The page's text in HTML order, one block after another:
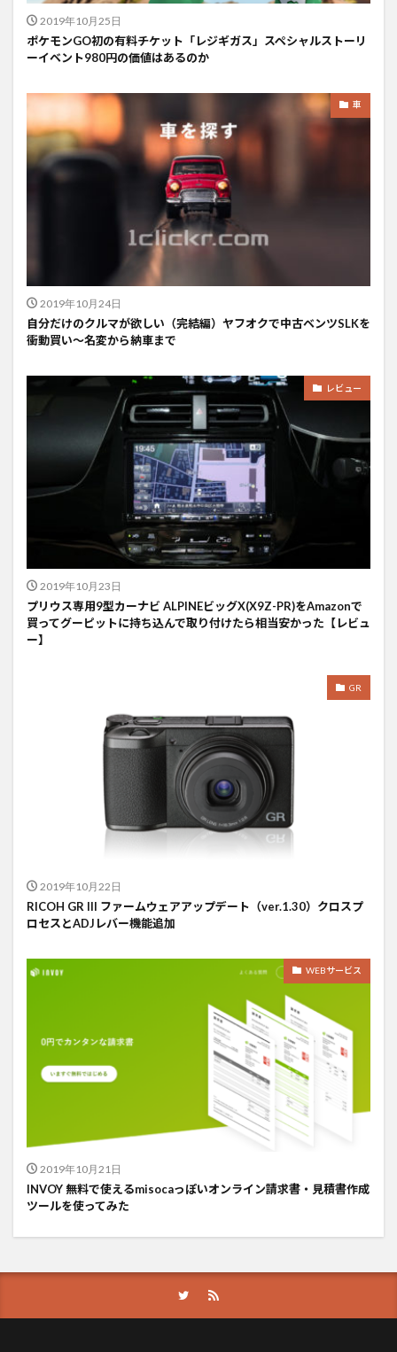
2019年10月25日
ポケモンGO初の有料チケット「レジギガス」スペシャルストーリ
ーイベント980円の価値はあるのか
車
2019年10月24日
自分だけのクルマが欲しい（完結編）ヤフオクで中古ベンツSLKを
衝動買い〜名変から納車まで
レビュー
2019年10月23日
プリウス専用9型カーナビ ALPINEビッグX(X9Z-PR)をAmazonで
買ってグーピットに持ち込んで取り付けたら相当安かった【レビュ
ー】
GR
2019年10月22日
RICOH GR III ファームウェアアップデート（ver.1.30）クロスプ
ロセスとADJレバー機能追加
WEBサービス
2019年10月21日
INVOY 無料で使えるmisocaっぽいオンライン請求書・見積書作成
ツールを使ってみた